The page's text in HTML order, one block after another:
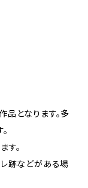
となります。多
す。
跡などがある場